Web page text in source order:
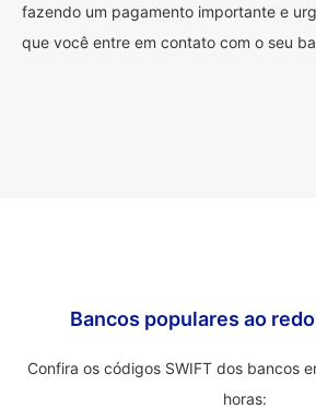
fazendo um pagamento importante e
que você entre em contato com o seu
Bancos populares ao
Confira os códigos SWIFT dos bancos
horas: